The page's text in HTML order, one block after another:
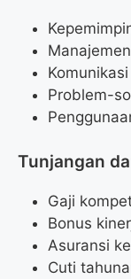
Manajemen
Komunikasi
Problem-
Tunjangan
Gaji
Bonus
Asuransi
Cuti